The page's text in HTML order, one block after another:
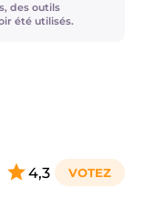
des outils
été utilisés.
4,3